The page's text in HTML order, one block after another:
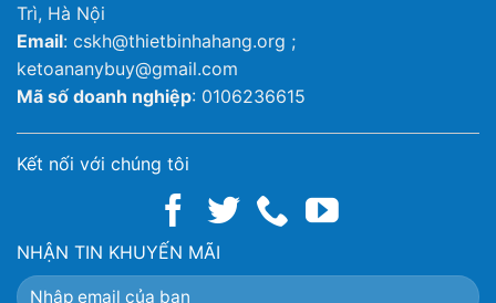
Trì, Hà Nội
Email: cskh@thietbinhahang.org ;
ketoananybuy@gmail.com
Mã số doanh nghiệp: 0106236615
Kết nối với chúng tôi
NHẬN TIN KHUYẾN MÃI